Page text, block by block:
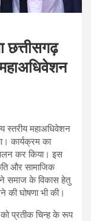
छत्तीसगढ़
स्तरीय महाअधिवेशन
कार्यक्रम का
कर किया। इस
और सामाजिक
समाज के विकास हेतु
की घोषणा भी की।
प्रतीक चिन्ह के रूप